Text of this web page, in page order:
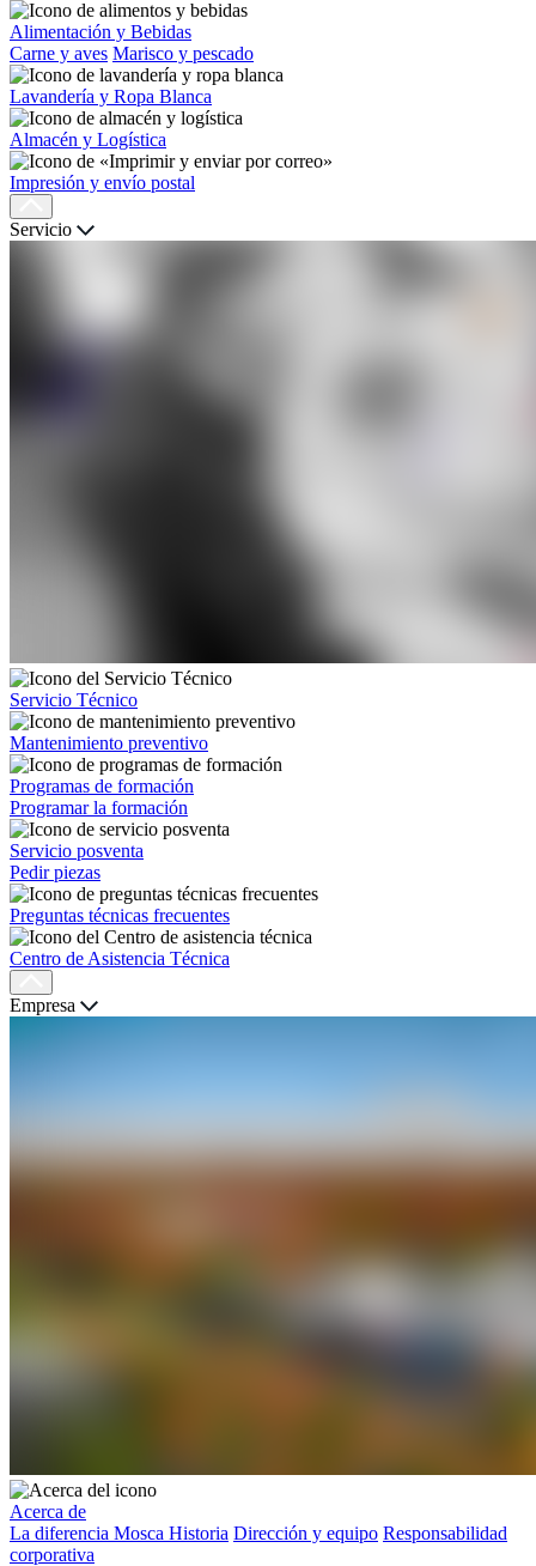
Alimentación y Bebidas
Carne y aves Marisco y pescado
Lavandería y Ropa Blanca
Almacén y Logística
Impresión y envío postal
Servicio
Servicio Técnico
Mantenimiento preventivo
Programas de formación
Programar la formación
Servicio posventa
Pedir piezas
Preguntas técnicas frecuentes
Centro de Asistencia Técnica
Empresa
Acerca de
La diferencia Mosca Historia Dirección y equipo Responsabilidad
corporativa